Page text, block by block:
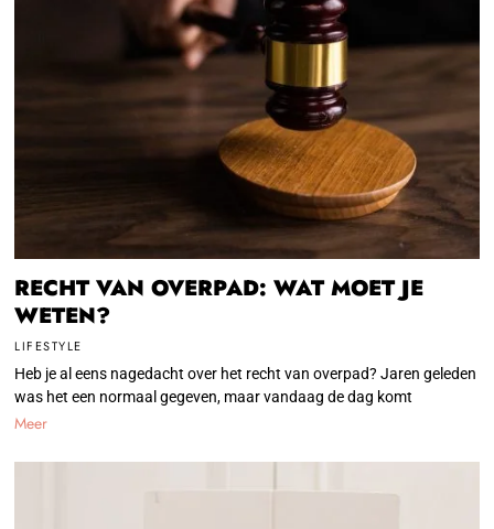
RECHT VAN OVERPAD: WAT MOET JE
WETEN?
LIFESTYLE
Heb je al eens nagedacht over het recht van overpad? Jaren geleden
was het een normaal gegeven, maar vandaag de dag komt
Meer